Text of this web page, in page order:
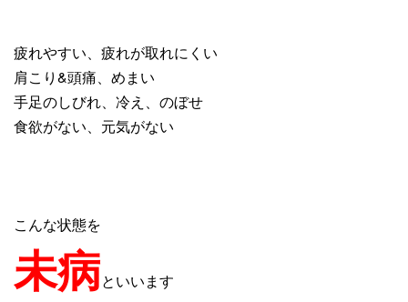
疲れやすい、疲れが取れにくい
肩こり&頭痛、めまい
手足のしびれ、冷え、のぼせ
食欲がない、元気がない
こんな状態を
未病といいます